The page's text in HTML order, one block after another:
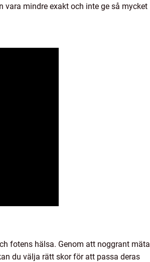
vara mindre exakt och inte ge så mycket
fotens hälsa. Genom att noggrant mäta
du välja rätt skor för att passa deras